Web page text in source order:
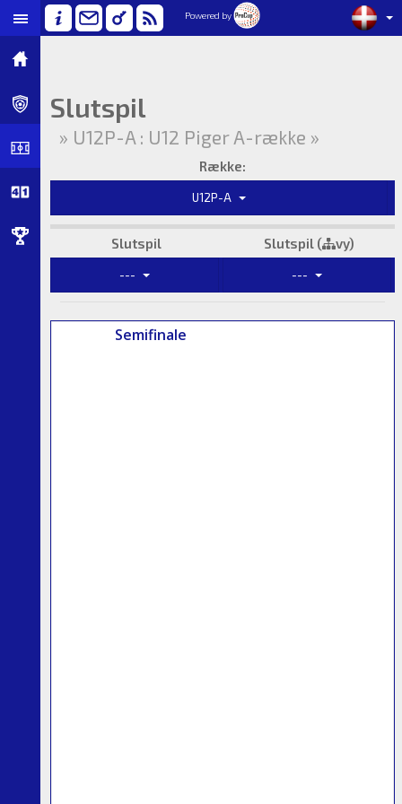
Powered by
Slutspil
» U12P-A : U12 Piger A-række »
Række:
U12P-A
Slutspil Slutspil ( vy)
--- ---
Semifinale